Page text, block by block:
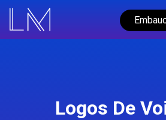
Logos De